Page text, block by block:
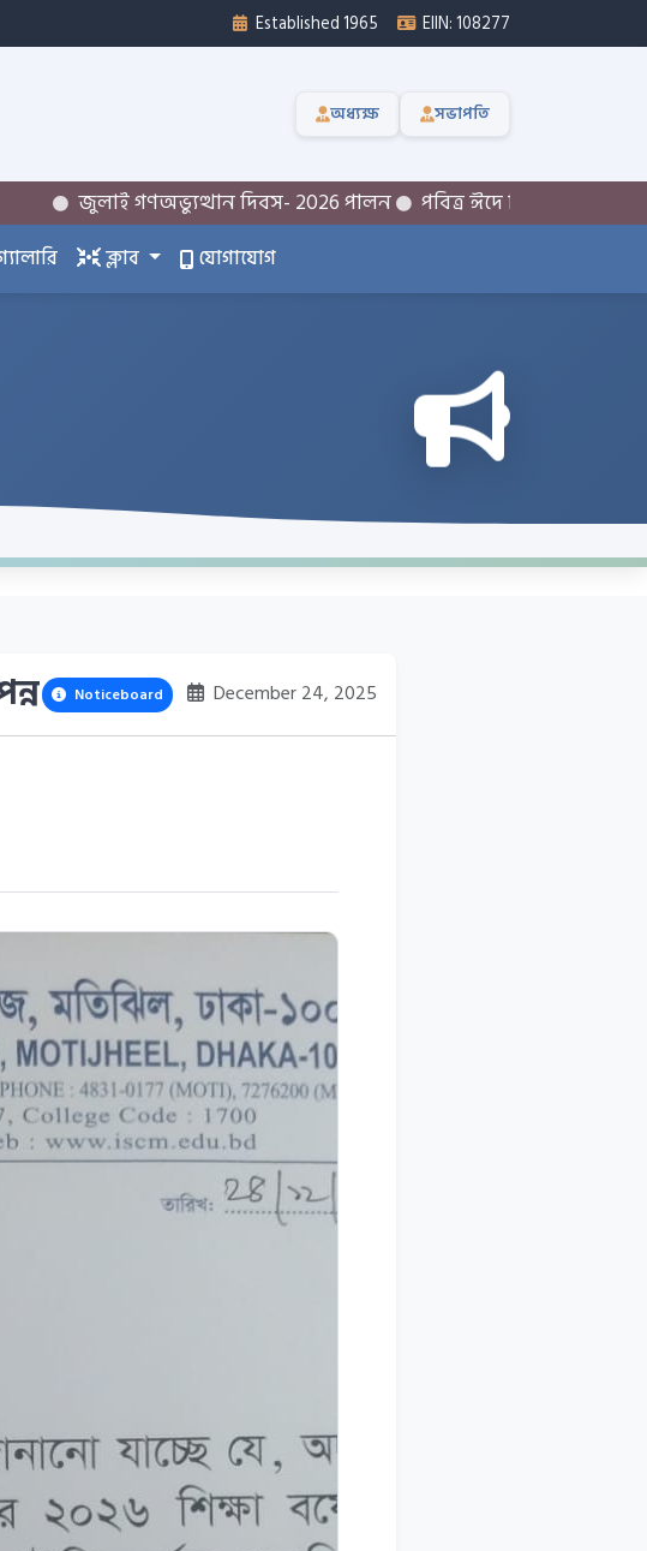
Established 1965 EIIN: 108277
অধ্যক্ষ সভাপতি
জুলাই গণঅভ্যুত্থান দিবস- 2026 পালন পবিত্র ঈদে মিলাদুন্নবী (সা:)
ক্লাব যোগাযোগ
Noticeboard December 24, 2025